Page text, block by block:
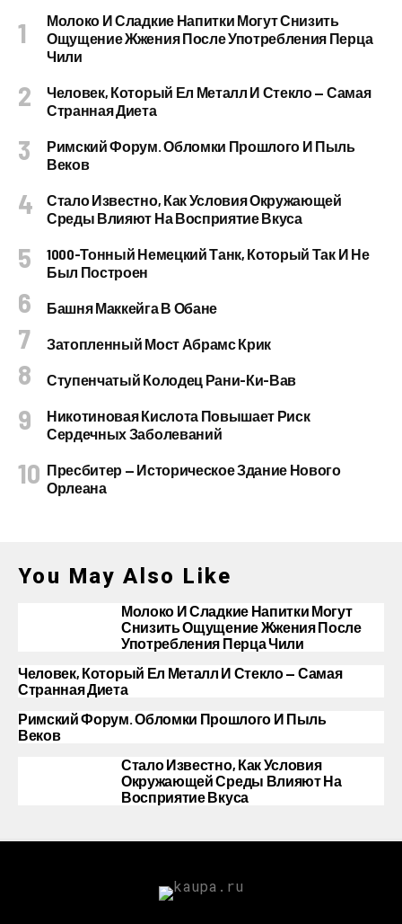
Молоко И Сладкие Напитки Могут Снизить
Ощущение Жжения После Употребления Перца
Чили
Человек, Который Ел Металл И Стекло — Самая
Странная Диета
Римский Форум. Обломки Прошлого И Пыль
Веков
Стало Известно, Как Условия Окружающей
Среды Влияют На Восприятие Вкуса
1000-Тонный Немецкий Танк, Который Так И Не
Был Построен
Башня Маккейга В Обане
Затопленный Мост Абрамс Крик
Ступенчатый Колодец Рани-Ки-Вав
Никотиновая Кислота Повышает Риск
Сердечных Заболеваний
Пресбитер — Историческое Здание Нового
Орлеана
You May Also Like
Молоко И Сладкие Напитки Могут
Снизить Ощущение Жжения После
Употребления Перца Чили
Человек, Который Ел Металл И Стекло — Самая
Странная Диета
Римский Форум. Обломки Прошлого И Пыль
Веков
Стало Известно, Как Условия
Окружающей Среды Влияют На
Восприятие Вкуса